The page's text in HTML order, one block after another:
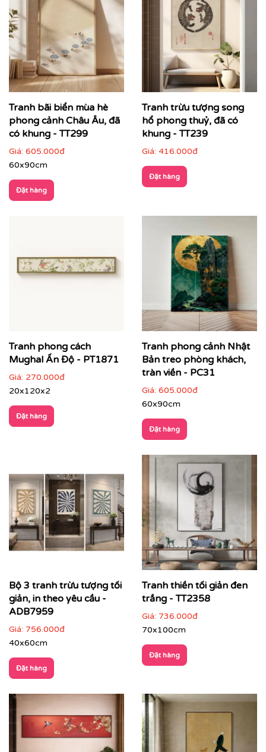
Phòng khách hiện đại, căn hộ cao cấp: làm điểm
nhấn trung tâm
Văn phòng, phòng họp lãnh đạo: thể hiện tư duy
sáng tạo và chuyên nghiệp
Nhà hàng, lounge, quầy bar, khách sạn
nghệ thuật và nhận diện thương hiệu
Tranh bãi biển mùa hè
phong cảnh Châu Âu, đã
có khung - TT299
Giá: 605.000đ
60x90cm
Đặt hàng
Tranh trừu tượng song
hổ phong thuỷ, đã có
khung - TT239
Giá: 416.000đ
Đặt hàng
Tranh phong cách
Mughal Ấn Độ - PT1871
Giá: 270.000đ
20x120x2
Đặt hàng
Tranh phong cảnh Nhật
Bản treo phòng khách,
tràn viền - PC31
Giá: 605.000đ
60x90cm
Đặt hàng
Bộ 3 tranh trừu tượng tối
giản, in theo yêu cầu -
ADB7959
Giá: 756.000đ
40x60cm
Đặt hàng
Tranh thiền tối giản đen
trắng - TT2358
Giá: 736.000đ
70x100cm
Đặt hàng